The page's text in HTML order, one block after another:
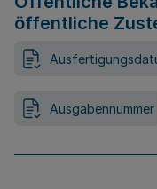
öffentliche
Ausgabennummer